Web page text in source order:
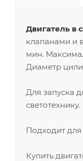
Двигатель в
клапанами и
мин.
Диаметр
Для запуска
светотехнику.
Подходит
Купить